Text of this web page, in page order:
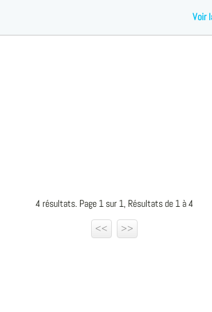
Voir
4 résultats. Page 1 sur 1, Résultats de 1 à 4
<<
>>